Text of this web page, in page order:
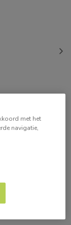
met het
navigatie,